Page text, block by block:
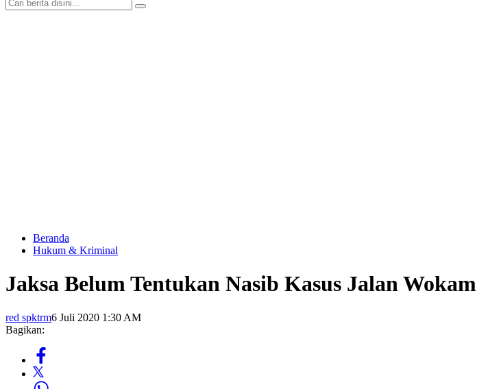
Beranda
Hukum & Kriminal
Jaksa Belum Tentukan Nasib Kasus Jalan Wokam
red spktrm6 Juli 2020 1:30 AM
Bagikan: